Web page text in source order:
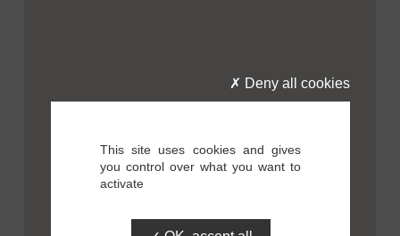
This site uses cookies and gives
you control over what you want to
activate
Deny all cookies